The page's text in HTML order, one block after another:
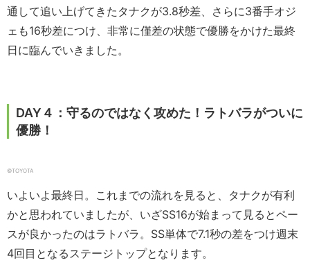
通して追い上げてきたタナクが3.8秒差、さらに3番手オジ
ェも16秒差につけ、非常に僅差の状態で優勝をかけた最終
日に臨んでいきました。
DAY４：守るのではなく攻めた！ラトバラがついに
優勝！
©︎TOYOTA
いよいよ最終日。これまでの流れを見ると、タナクが有利
かと思われていましたが、いざSS16が始まって見るとペー
スが良かったのはラトバラ。SS単体で7.1秒の差をつけ週末
4回目となるステージトップとなります。